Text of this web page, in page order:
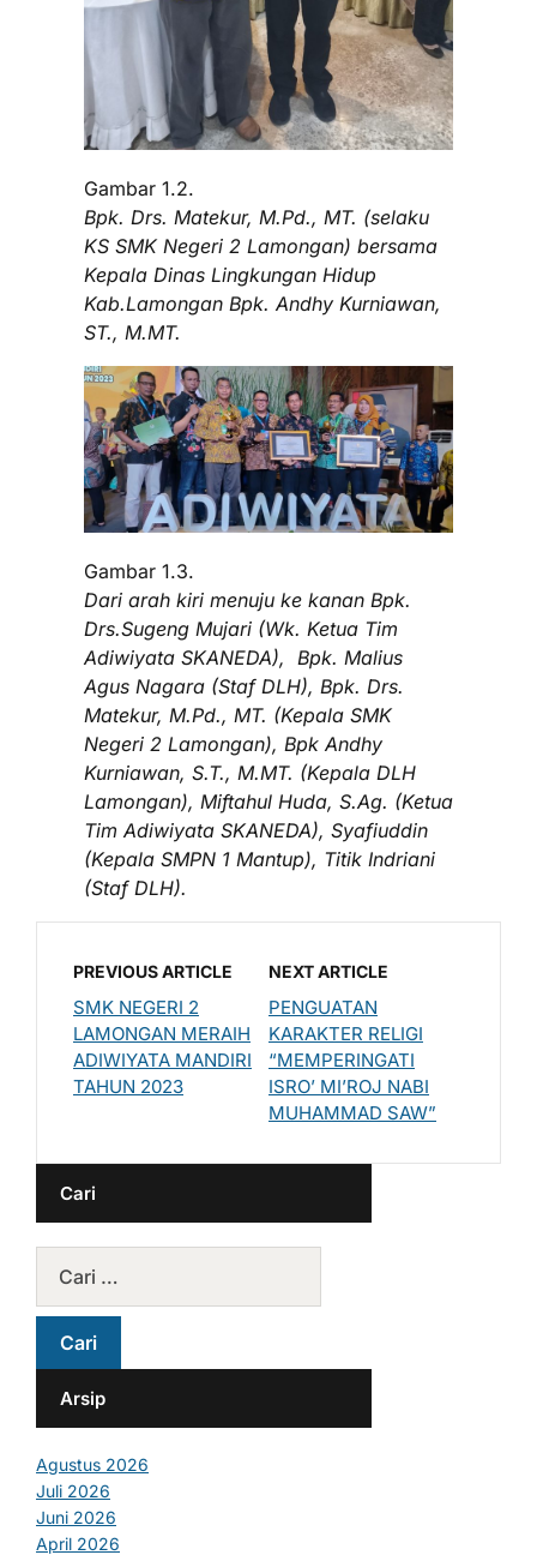
Gambar 1.2.
Bpk. Drs. Matekur, M.Pd., MT. (selaku
KS SMK Negeri 2 Lamongan) bersama
Kepala Dinas Lingkungan Hidup
Kab.Lamongan Bpk. Andhy Kurniawan,
ST., M.MT.
Gambar 1.3.
Dari arah kiri menuju ke kanan Bpk.
Drs.Sugeng Mujari (Wk. Ketua Tim
Adiwiyata SKANEDA), Bpk. Malius
Agus Nagara (Staf DLH), Bpk. Drs.
Matekur, M.Pd., MT. (Kepala SMK
Negeri 2 Lamongan), Bpk Andhy
Kurniawan, S.T., M.MT. (Kepala DLH
Lamongan), Miftahul Huda, S.Ag. (Ketua
Tim Adiwiyata SKANEDA), Syafiuddin
(Kepala SMPN 1 Mantup), Titik Indriani
(Staf DLH).
PREVIOUS ARTICLE
SMK NEGERI 2
LAMONGAN MERAIH
ADIWIYATA MANDIRI
TAHUN 2023
NEXT ARTICLE
PENGUATAN
KARAKTER RELIGI
“MEMPERINGATI
ISRO’ MI’ROJ NABI
MUHAMMAD SAW”
Cari
Arsip
Agustus 2026
Juli 2026
Juni 2026
April 2026